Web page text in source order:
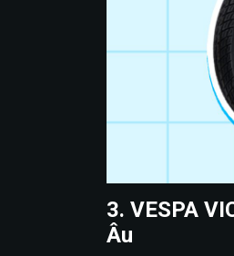
3. VESPA
Âu